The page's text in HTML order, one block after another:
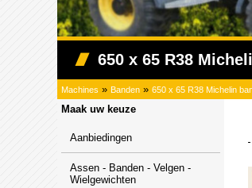
650 x 65 R38
Machines » Banden » 650 x 65 R38 Michelin
Maak uw keuze
Aanbiedingen
Assen - Banden - Velgen -
Wielgewichten